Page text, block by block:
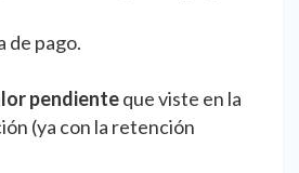
de pago.
pendienteque viste en la
(ya con la retención